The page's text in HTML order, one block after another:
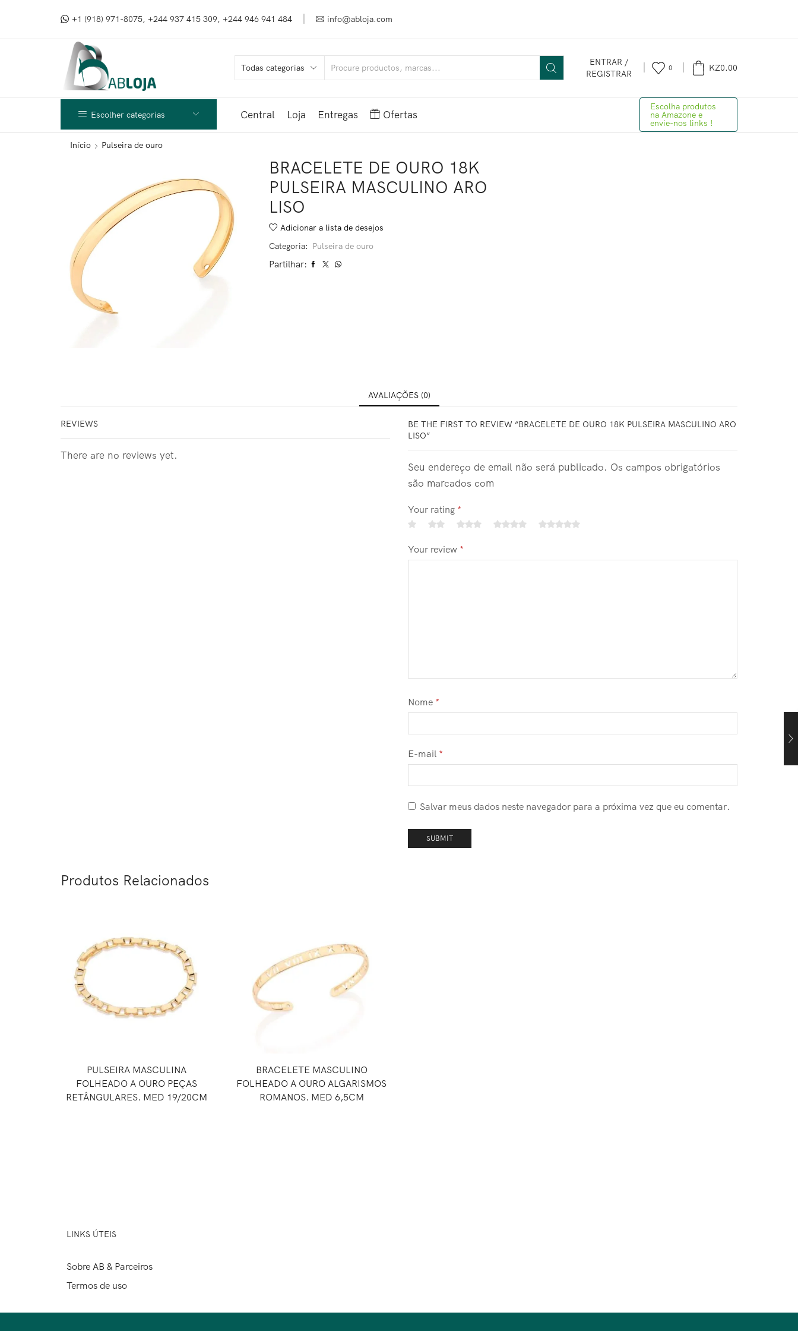
+1 (918) 971-8075, +244 937 415 309, +244 946 941 484 info@abloja.com
ENTRAR /
REGISTRAR
0 KZ0.00
Escolher categorias Central Loja Entregas Ofertas
Escolha produtos
na Amazone e
envie-nos links !
Início Pulseira de ouro
BRACELETE DE OURO 18K
PULSEIRA MASCULINO ARO
LISO
Adicionar a lista de desejos
Categoria: Pulseira de ouro
Partilhar:
AVALIAÇÕES (0)
REVIEWS
There are no reviews yet.
BE THE FIRST TO REVIEW “BRACELETE DE OURO 18K PULSEIRA MASCULINO ARO
LISO”
Seu endereço de email não será publicado. Os campos obrigatórios
são marcados com
Your rating *
Your review *
Nome *
E-mail *
Salvar meus dados neste navegador para a próxima vez que eu comentar.
Produtos Relacionados
PULSEIRA MASCULINA
FOLHEADO A OURO PEÇAS
RETÂNGULARES. MED 19/20CM
BRACELETE MASCULINO
FOLHEADO A OURO ALGARISMOS
ROMANOS. MED 6,5CM
LINKS ÚTEIS
Sobre AB & Parceiros
Termos de uso